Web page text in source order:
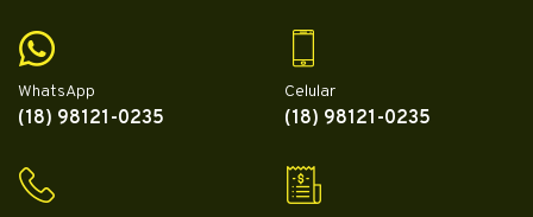
WhatsApp
(18) 98121-0235
Celular
(18) 98121-0235